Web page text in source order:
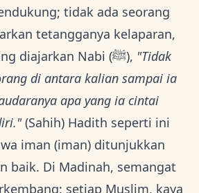
tidak ada seorang
tetangganya kelaparan,
karena seperti yang diajarkan Nabi (ﷺ), "Tidak
di antara kalian sampai ia
apa yang ia cintai
(Sahih) Hadith seperti ini
iman (iman) ditunjukkan
baik. Di Madinah, semangat
setiap Muslim, kaya